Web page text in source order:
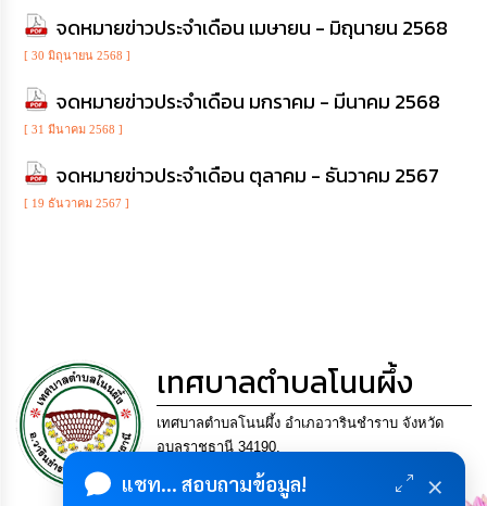
ร้อง
เรียน
ร้อง
e-
กิจการ
ท้อง
ถิ่น
ของ
เรา
การ
จัดการ
จดหมายข่าวประจำเดือน เมษายน - มิถุนายน 2568
[ 30 มิถุนายน 2568 ]
จดหมายข่าวประจำเดือน มกราคม - มีนาคม 2568
[ 31 มีนาคม 2568 ]
จดหมายข่าวประจำเดือน ตุลาคม - ธันวาคม 2567
[ 19 ธันวาคม 2567 ]
แชท... สอบถามข้อมูล! ×
เทศบาลตำบลโนนผึ้ง
เทศบาลตำบลโนนผึ้ง อำเภอวารินชำราบ จังหวัด
อุบลราชธานี 34190.
โทร. 045-953452 แฟกซ์ 045-953452 Email
saraban_06341515@dla.go.th